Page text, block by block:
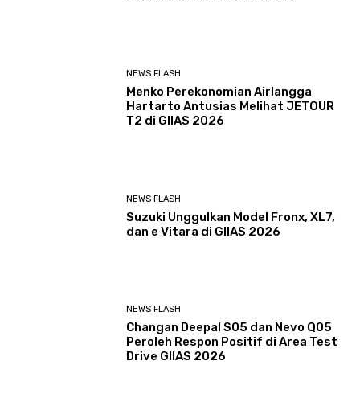
NEWS FLASH
Menko Perekonomian Airlangga
Hartarto Antusias Melihat JETOUR
T2 di GIIAS 2026
NEWS FLASH
Suzuki Unggulkan Model Fronx, XL7,
dan e Vitara di GIIAS 2026
NEWS FLASH
Changan Deepal S05 dan Nevo Q05
Peroleh Respon Positif di Area Test
Drive GIIAS 2026